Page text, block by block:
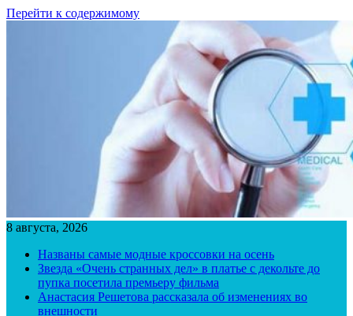
Перейти к содержимому
8 августа, 2026
Названы самые модные кроссовки на осень
Звезда «Очень странных дел» в платье с декольте до
пупка посетила премьеру фильма
Анастасия Решетова рассказала об изменениях во
внешности